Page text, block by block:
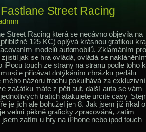
Street Racing
Street Racing která se nedávno objevila na
125 KČ) oplývá krásnou grafikou
modelů automobilů. Zklamáním pro
jak se hra ovládá, ovládá se
iPodu touch ze strany na stranu podle toho
přidávat dotýkáním obrázku pedálu
mého názoru trochu pokulhává za exkluzivní
začátku máte z pěti aut, další auta se vám
tratích atakujete určité časy.
je jich ale bohužel jen 8. Jak jsem již říkal
velmi pěkně graficky zpracováná, zatím
jsem zatím u hry na iPhone nebo ipod touch